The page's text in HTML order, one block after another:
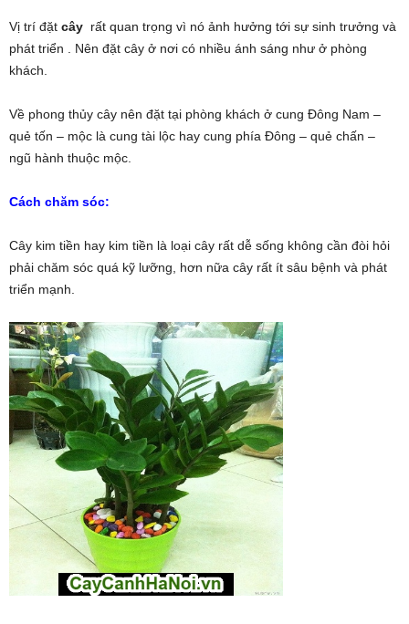
Vị trí đặt cây rất quan trọng vì nó ảnh hưởng tới sự sinh trưởng và
phát triển . Nên đặt cây ở nơi có nhiều ánh sáng như ở phòng
khách.
Về phong thủy cây nên đặt tại phòng khách ở cung Đông Nam –
quẻ tốn – mộc là cung tài lộc hay cung phía Đông – quẻ chấn –
ngũ hành thuộc mộc.
Cách chăm sóc:
Cây kim tiền hay kim tiền là loại cây rất dễ sống không cần đòi hỏi
phải chăm sóc quá kỹ lưỡng, hơn nữa cây rất ít sâu bệnh và phát
triển mạnh.